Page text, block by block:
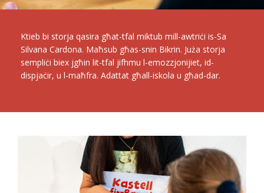
Ktieb bi storja qasira għat-tfal miktub mill-awtriċi is-Sa
Silvana Cardona. Maħsub għas-snin Bikrin. Juża storja
sempliċi biex jgħin lit-tfal jifhmu l-emozzjonijiet, id-
dispjaċir, u l-maħfra. Adattat għall-iskola u għad-dar.